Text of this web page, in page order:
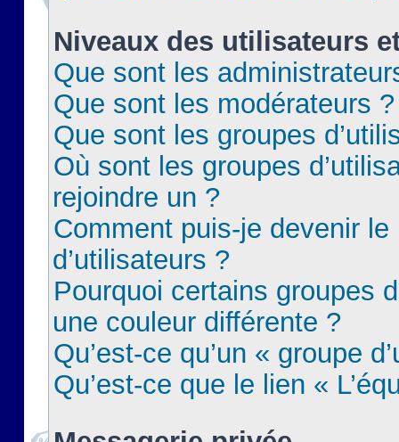
Niveaux des utilisateurs
Que sont les
Que sont les modérateurs ?
Que sont les groupes
Où sont les groupes
rejoindre un ?
Comment puis-je devenir le
d’utilisateurs ?
Pourquoi certains groupes
une couleur différente ?
Qu’est-ce qu’un « groupe
Qu’est-ce que le lien «